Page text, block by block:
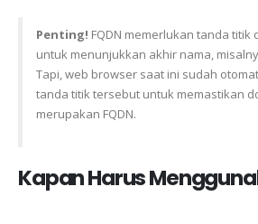
Penting! FQDN memerlukan tanda titik
untuk menunjukkan akhir nama,
Tapi, web browser saat ini sudah
tanda titik tersebut untuk memastikan
merupakan FQDN.
Kapan Harus